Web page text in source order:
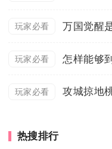
玩家必看 万国觉醒
玩家必看
玩家必看 攻城掠地
热搜排行